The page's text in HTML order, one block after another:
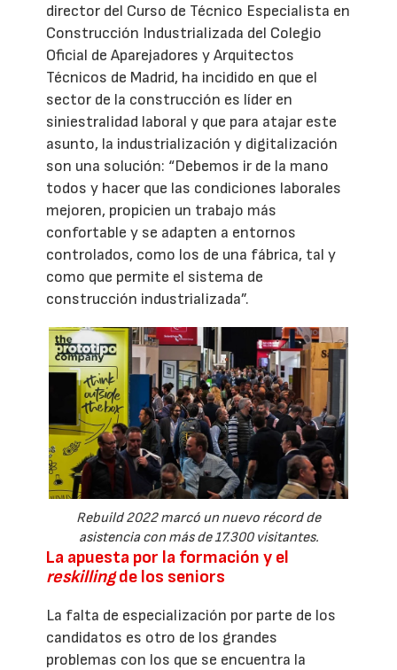
director del Curso de Técnico Especialista en
Construcción Industrializada del Colegio
Oficial de Aparejadores y Arquitectos
Técnicos de Madrid, ha incidido en que el
sector de la construcción es líder en
siniestralidad laboral y que para atajar este
asunto, la industrialización y digitalización
son una solución: “Debemos ir de la mano
todos y hacer que las condiciones laborales
mejoren, propicien un trabajo más
confortable y se adapten a entornos
controlados, como los de una fábrica, tal y
como que permite el sistema de
construcción industrializada”.
Rebuild 2022 marcó un nuevo récord de
asistencia con más de 17.300 visitantes.
La apuesta por la formación y el
reskillingde los seniors
La falta de especialización por parte de los
candidatos es otro de los grandes
problemas con los que se encuentra la